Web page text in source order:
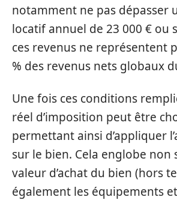
notamment ne pas dépasser
locatif annuel de 23 000 € ou
ces revenus ne représentent
% des revenus nets globaux
Une fois ces conditions
réel d’imposition peut être
permettant ainsi d’appliquer
sur le bien. Cela englobe non
valeur d’achat du bien (hors
également les équipements